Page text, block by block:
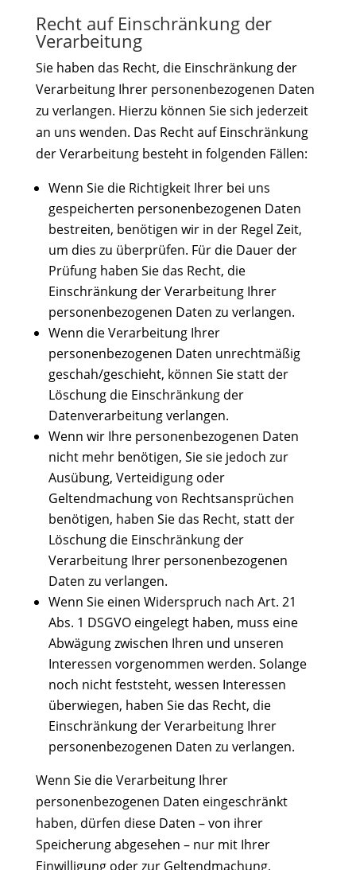
Recht auf Einschränkung der
Verarbeitung
Sie haben das Recht, die Einschränkung der
Verarbeitung Ihrer personenbezogenen Daten
zu verlangen. Hierzu können Sie sich jederzeit
an uns wenden. Das Recht auf Einschränkung
der Verarbeitung besteht in folgenden Fällen:
Wenn Sie die Richtigkeit Ihrer bei uns
gespeicherten personenbezogenen Daten
bestreiten, benötigen wir in der Regel Zeit,
um dies zu überprüfen. Für die Dauer der
Prüfung haben Sie das Recht, die
Einschränkung der Verarbeitung Ihrer
personenbezogenen Daten zu verlangen.
Wenn die Verarbeitung Ihrer
personenbezogenen Daten unrechtmäßig
geschah/geschieht, können Sie statt der
Löschung die Einschränkung der
Datenverarbeitung verlangen.
Wenn wir Ihre personenbezogenen Daten
nicht mehr benötigen, Sie sie jedoch zur
Ausübung, Verteidigung oder
Geltendmachung von Rechtsansprüchen
benötigen, haben Sie das Recht, statt der
Löschung die Einschränkung der
Verarbeitung Ihrer personenbezogenen
Daten zu verlangen.
Wenn Sie einen Widerspruch nach Art. 21
Abs. 1 DSGVO eingelegt haben, muss eine
Abwägung zwischen Ihren und unseren
Interessen vorgenommen werden. Solange
noch nicht feststeht, wessen Interessen
überwiegen, haben Sie das Recht, die
Einschränkung der Verarbeitung Ihrer
personenbezogenen Daten zu verlangen.
Wenn Sie die Verarbeitung Ihrer
personenbezogenen Daten eingeschränkt
haben, dürfen diese Daten – von ihrer
Speicherung abgesehen – nur mit Ihrer
Einwilligung oder zur Geltendmachung,